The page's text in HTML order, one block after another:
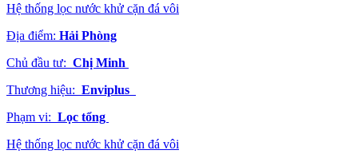
Hệ thống lọc nước khử cặn đá vôi
Địa điểm: Hải Phòng
Chủ đầu tư: Chị Minh
Thương hiệu: Enviplus
Phạm vi: Lọc tổng
Hệ thống lọc nước khử cặn đá vôi